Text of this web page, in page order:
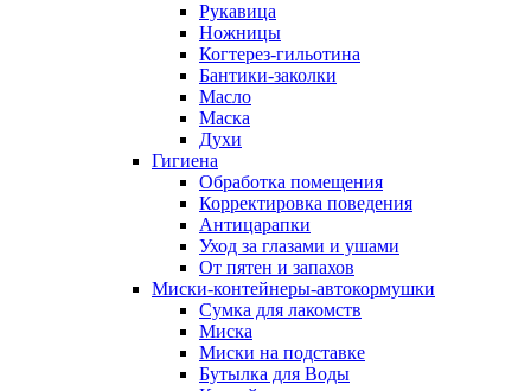
Рукавица
Ножницы
Когтерез-гильотина
Бантики-заколки
Масло
Маска
Духи
Гигиена
Обработка помещения
Корректировка поведения
Антицарапки
Уход за глазами и ушами
От пятен и запахов
Миски-контейнеры-автокормушки
Сумка для лакомств
Миска
Миски на подставке
Бутылка для Воды